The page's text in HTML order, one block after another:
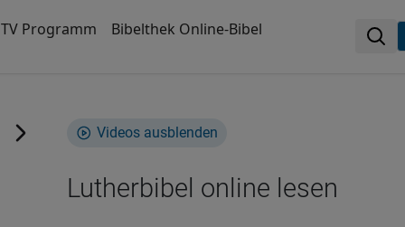
TV Programm Bibelthek Online-Bibel
Videos ausblenden
Lutherbibel online lesen